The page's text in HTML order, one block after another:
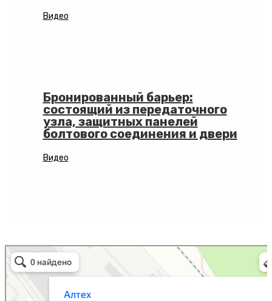
Видео
Бронированный барьер:
состоящий из передаточного
узла, защитных панелей
болтового соединения и двери
Видео
Алтех
Металлоконструкции в Коврове
Металлоизделия в Коврове